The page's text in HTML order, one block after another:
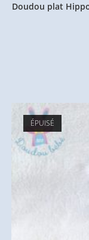
Doudou plat
ÉPUISÉ